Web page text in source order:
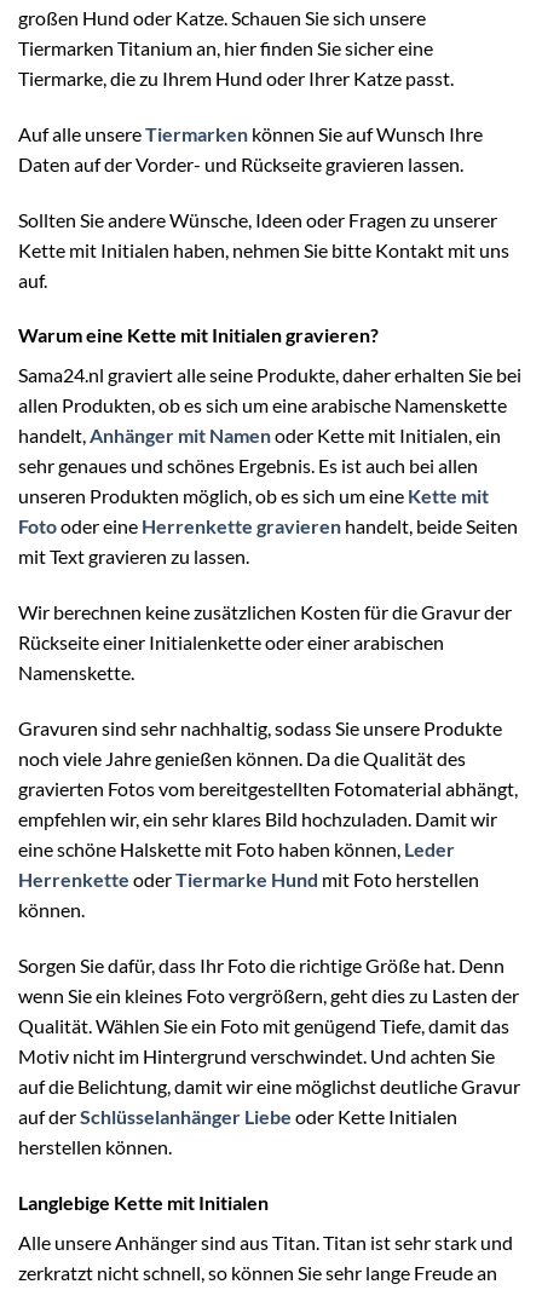
großen Hund oder Katze. Schauen Sie sich unsere
Tiermarken Titanium an, hier finden Sie sicher eine
Tiermarke, die zu Ihrem Hund oder Ihrer Katze passt.
Auf alle unsereTiermarken können Sie auf Wunsch Ihre
Daten auf der Vorder- und Rückseite gravieren lassen.
Sollten Sie andere Wünsche, Ideen oder Fragen zu unserer
Kette mit Initialen haben, nehmen Sie bitte Kontakt mit uns
auf.
Warum eine Kette mit Initialen gravieren?
Sama24.nl graviert alle seine Produkte, daher erhalten Sie bei
allen Produkten, ob es sich um eine arabische Namenskette
handelt,Anhänger mit Namenoder Kette mit Initialen, ein
sehr genaues und schönes Ergebnis. Es ist auch bei allen
unseren Produkten möglich, ob es sich um eine Kette mit
Fotooder eine Herrenkette gravieren handelt, beide Seiten
mit Text gravieren zu lassen.
Wir berechnen keine zusätzlichen Kosten für die Gravur der
Rückseite einer Initialenkette oder einer arabischen
Namenskette.
Gravuren sind sehr nachhaltig, sodass Sie unsere Produkte
noch viele Jahre genießen können. Da die Qualität des
gravierten Fotos vom bereitgestellten Fotomaterial abhängt,
empfehlen wir, ein sehr klares Bild hochzuladen. Damit wir
eine schöne Halskette mit Foto haben können, Leder
Herrenkette oderTiermarke Hund mit Foto herstellen
können.
Sorgen Sie dafür, dass Ihr Foto die richtige Größe hat. Denn
wenn Sie ein kleines Foto vergrößern, geht dies zu Lasten der
Qualität. Wählen Sie ein Foto mit genügend Tiefe, damit das
Motiv nicht im Hintergrund verschwindet. Und achten Sie
auf die Belichtung, damit wir eine möglichst deutliche Gravur
auf derSchlüsselanhänger Liebe oder Kette Initialen
herstellen können.
Langlebige Kette mit Initialen
Alle unsere Anhänger sind aus Titan. Titan ist sehr stark und
zerkratzt nicht schnell, so können Sie sehr lange Freude an